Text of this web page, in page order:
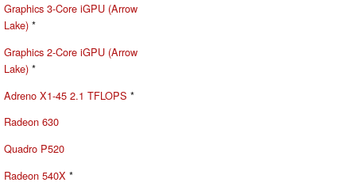
Graphics 3-Core iGPU (Arrow
Lake) *
Graphics 2-Core iGPU (Arrow
Lake) *
Adreno X1-45 2.1 TFLOPS *
Radeon 630
Quadro P520
Radeon 540X *